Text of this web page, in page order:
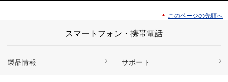
このページの先頭へ
スマートフォン・携帯電話
製品情報 サポート